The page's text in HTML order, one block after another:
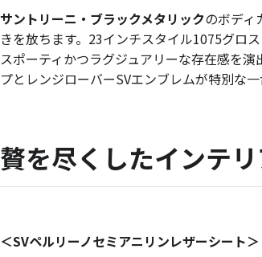
サントリーニ・ブラックメタリックのボディ
きを放ちます。23インチスタイル1075グロ
スポーティかつラグジュアリーな存在感を
プとレンジローバーSVエンブレムが特別な
贅を尽くしたインテ
＜SVペルリーノセミアニリンレザーシート＞